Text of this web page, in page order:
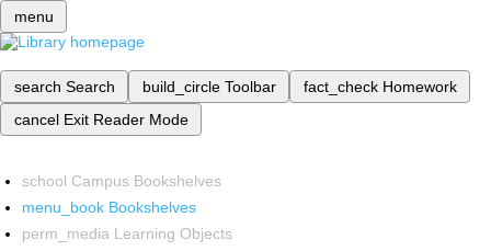
menu
search Search build_circle Toolbar fact_check Homework
cancel Exit Reader Mode
school Campus Bookshelves
menu_book Bookshelves
perm_media Learning Objects